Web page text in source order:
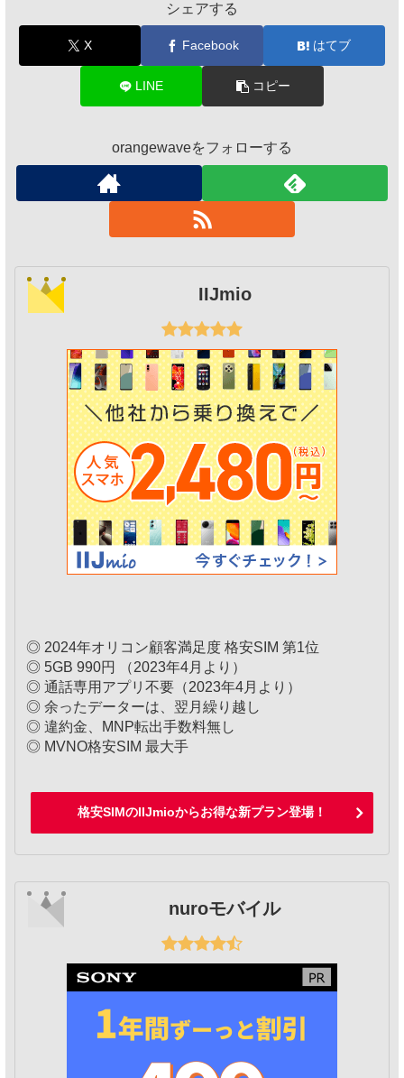
シェアする
X Facebook はてブ
LINE コピー
orangewaveをフォローする
IIJmio
◎ 2024年オリコン顧客満足度 格安SIM 第1位
◎ 5GB 990円 （2023年4月より）
◎ 通話専用アプリ不要（2023年4月より）
◎ 余ったデーターは、翌月繰り越し
◎ 違約金、MNP転出手数料無し
◎ MVNO格安SIM 最大手
格安SIMのIIJmioからお得な新プラン登場！
nuroモバイル